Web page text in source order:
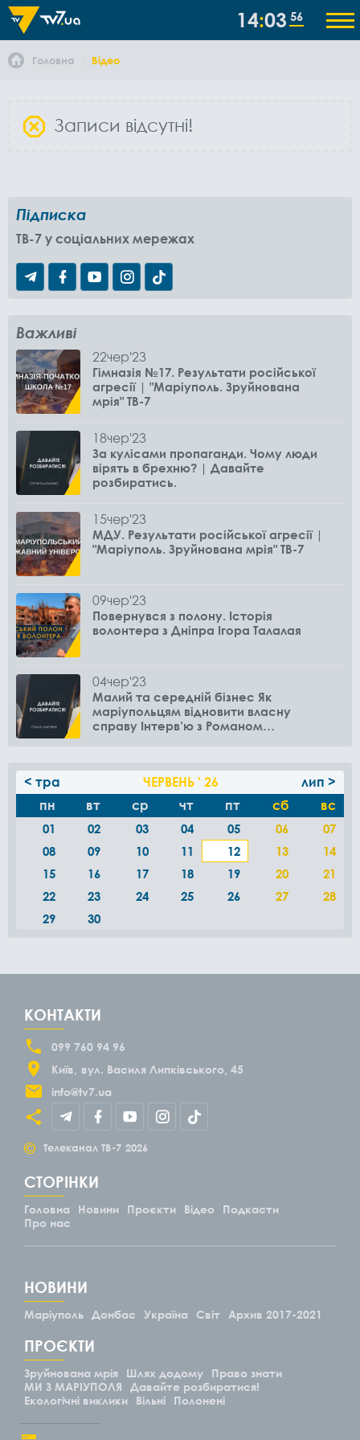
14 03 56
Головна Відео
Записи відсутні!
Підписка
TB-7 у соціальних мережах
Важливі
22чер'23
Гімназія №17. Результати російської
агресії | "Маріуполь. Зруйнована
мрія" ТВ-7
18чер'23
За кулісами пропаганди. Чому люди
вірять в брехню? | Давайте
розбиратись.
15чер'23
МДУ. Результати російської агресії |
"Маріуполь. Зруйнована мрія" ТВ-7
09чер'23
Повернувся з полону. Історія
волонтера з Дніпра Ігора Талалая
04чер'23
Малий та середній бізнес Як
маріупольцям відновити власну
справу Інтерв’ю з Романом
< тра ЧЕРВЕНЬ ' 26
лип >
пн
вт ср чт пт сб вс
01 02 03 04 05 06
07
08
09 10 11 12 13
14
15
16 17 18 19 20
21
22
23 24 25 26 27
28
29
30
КОНТАКТИ
099 760 94 96
Київ
вул. Василя Липківського, 45
info@tv7.ua
© Телеканал ТВ-7 2026
СТОРІНКИ
Головна Новини Проєкти Відео
Подкасти
Про нас
НОВИНИ
Маріуполь Донбас Україна Світ Архив 2017-2021
ПРОЄКТИ
Зруйнована мрія Шлях додому
Право знати
МИ З МАРІУПОЛЯ
Давайте розбиратися!
Екологічні виклики
Вільні Полонені